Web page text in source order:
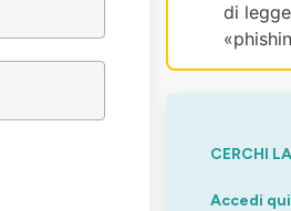
di
CERCHI
Accedi qui